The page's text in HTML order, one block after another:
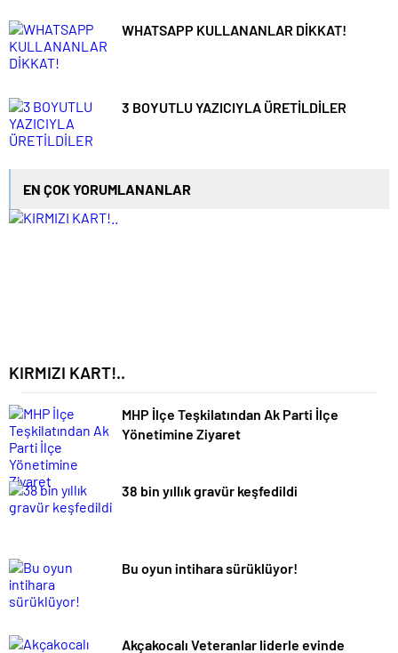
WHATSAPP KULLANANLAR DİKKAT!
3 BOYUTLU YAZICIYLA ÜRETİLDİLER
EN ÇOK YORUMLANANLAR
KIRMIZI KART!..
MHP İlçe Teşkilatından Ak Parti İlçe
Yönetimine Ziyaret
38 bin yıllık gravür keşfedildi
Bu oyun intihara sürüklüyor!
Akçakocalı Veteranlar liderle evinde